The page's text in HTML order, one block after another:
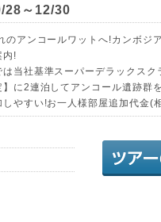
28～12/30
のアンコールワットへ!カンボジ
内!
は当社基準スーパーデラックス
】に2連泊してアンコール遺跡群
しやすい!お一人様部屋追加代金(